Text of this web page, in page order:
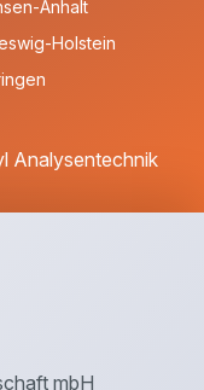
Anhalt
Holstein
Analysentechnik
mbH